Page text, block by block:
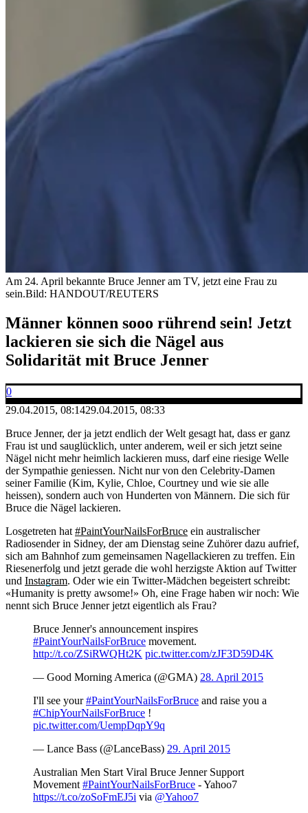
Am 24. April bekannte Bruce Jenner am TV, jetzt eine Frau zu
sein.Bild: HANDOUT/REUTERS
Männer können sooo rührend sein! Jetzt
lackieren sie sich die Nägel aus
Solidarität mit Bruce Jenner
0
29.04.2015, 08:1429.04.2015, 08:33
Bruce Jenner, der ja jetzt endlich der Welt gesagt hat, dass er ganz
Frau ist und sauglücklich, unter anderem, weil er sich jetzt seine
Nägel nicht mehr heimlich lackieren muss, darf eine riesige Welle
der Sympathie geniessen. Nicht nur von den Celebrity-Damen
seiner Familie (Kim, Kylie, Chloe, Courtney und wie sie alle
heissen), sondern auch von Hunderten von Männern. Die sich für
Bruce die Nägel lackieren.
Losgetreten hat #PaintYourNailsForBruce ein australischer
Radiosender in Sidney, der am Dienstag seine Zuhörer dazu aufrief,
sich am Bahnhof zum gemeinsamen Nagellackieren zu treffen. Ein
Riesenerfolg und jetzt gerade die wohl herzigste Aktion auf Twitter
und Instagram. Oder wie ein Twitter-Mädchen begeistert schreibt:
«Humanity is pretty awsome!» Oh, eine Frage haben wir noch: Wie
nennt sich Bruce Jenner jetzt eigentlich als Frau?
Bruce Jenner's announcement inspires
#PaintYourNailsForBruce movement.
http://t.co/ZSiRWQHt2K pic.twitter.com/zJF3D59D4K
— Good Morning America (@GMA) 28. April 2015
I'll see your#PaintYourNailsForBruce and raise you a
#ChipYourNailsForBruce !
pic.twitter.com/UempDqpY9q
— Lance Bass (@LanceBass) 29. April 2015
Australian Men Start Viral Bruce Jenner Support
Movement #PaintYourNailsForBruce - Yahoo7
https://t.co/zoSoFmEJ5i via @Yahoo7